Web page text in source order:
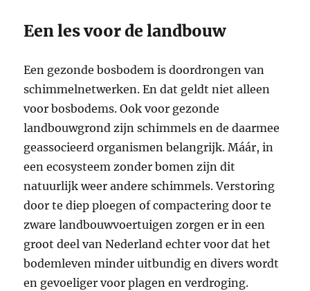
Een les voor de landbouw
Een gezonde bosbodem is doordrongen van
schimmelnetwerken. En dat geldt niet alleen
voor bosbodems. Ook voor gezonde
landbouwgrond zijn schimmels en de daarmee
geassocieerd organismen belangrijk. Máár, in
een ecosysteem zonder bomen zijn dit
natuurlijk weer andere schimmels. Verstoring
door te diep ploegen of compactering door te
zware landbouwvoertuigen zorgen er in een
groot deel van Nederland echter voor dat het
bodemleven minder uitbundig en divers wordt
en gevoeliger voor plagen en verdroging.